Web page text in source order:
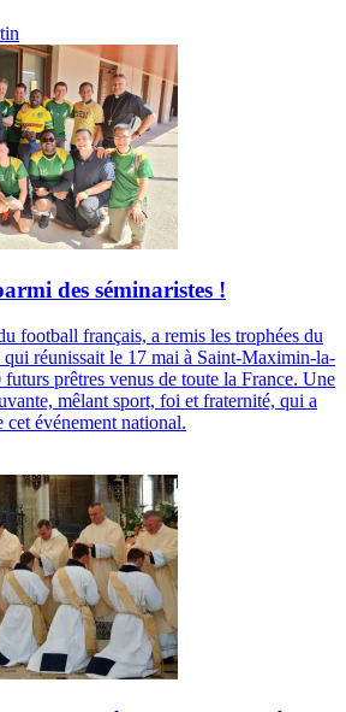
des séminaristes !
football français, a remis les trophées du
réunissait le 17 mai à Saint-Maximin-la-
prêtres venus de toute la France. Une
mêlant sport, foi et fraternité, qui a
événement national.